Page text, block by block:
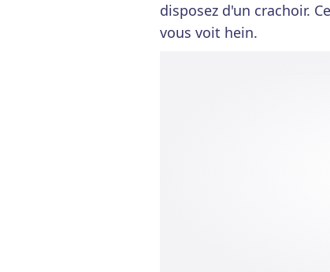
disposez d'un crachoir.
vous voit hein.